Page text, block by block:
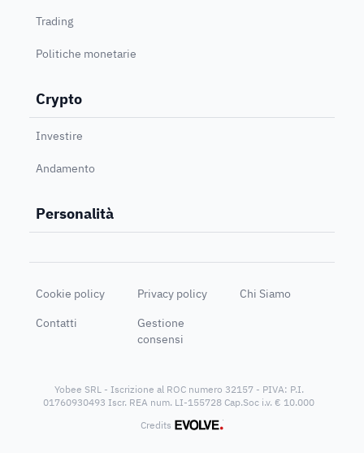
Trading
Politiche monetarie
Crypto
Investire
Andamento
Personalità
Cookie policy Privacy policy
Chi Siamo
Contatti
Gestione
consensi
Yobee SRL - Iscrizione al ROC numero 32157 - PIVA: P.I.
01760930493 Iscr. REA num. LI-155728 Cap.Soc i.v. € 10.000
Credits
®